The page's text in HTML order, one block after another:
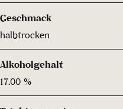
Geschmack
halbtrocken
Alkoholgehalt
17.00 %